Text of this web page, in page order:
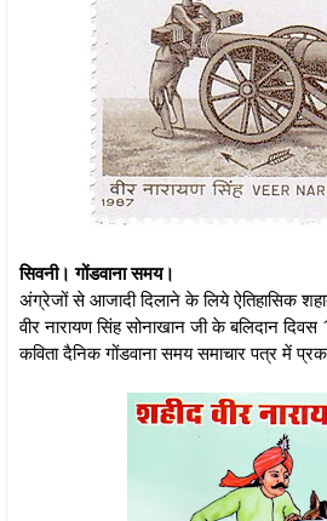
सिवनी। गोंडवाना समय।
अंग्रेजों से आजादी दिलाने के लिये ऐतिहासिक
वीर नारायण सिंह सोनाखान जी के बलिदान
कविता दैनिक गोंडवाना समय समाचार पत्र में